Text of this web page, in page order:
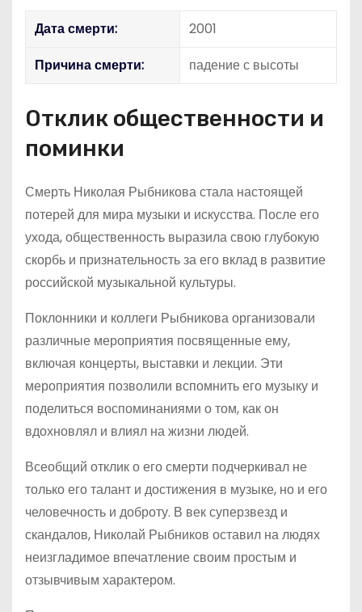
Дата смерти:
2001
Причина смерти:
падение с высоты
Отклик общественности и
поминки
Смерть Николая Рыбникова стала настоящей
потерей для мира музыки и искусства. После его
ухода, общественность выразила свою глубокую
скорбь и признательность за его вклад в развитие
российской музыкальной культуры.
Поклонники и коллеги Рыбникова организовали
различные мероприятия посвященные ему,
включая концерты, выставки и лекции. Эти
мероприятия позволили вспомнить его музыку и
поделиться воспоминаниями о том, как он
вдохновлял и влиял на жизни людей.
Всеобщий отклик о его смерти подчеркивал не
только его талант и достижения в музыке, но и его
человечность и доброту. В век суперзвезд и
скандалов, Николай Рыбников оставил на людях
неизгладимое впечатление своим простым и
отзывчивым характером.